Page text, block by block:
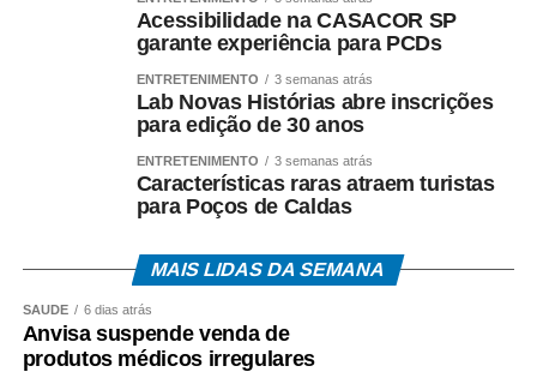
Acessibilidade na CASACOR SP
garante experiência para PCDs
ENTRETENIMENTO 3 semanas atrás
Lab Novas Histórias abre inscrições
para edição de 30 anos
ENTRETENIMENTO 3 semanas atrás
Características raras atraem turistas
para Poços de Caldas
MAIS LIDAS DA SEMANA
SAÚDE 6 dias atrás
Anvisa suspende venda de
produtos médicos irregulares